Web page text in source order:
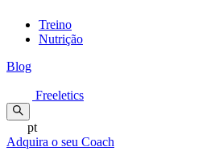
Treino
Nutrição
Blog
Freeletics
pt
Adquira o seu Coach